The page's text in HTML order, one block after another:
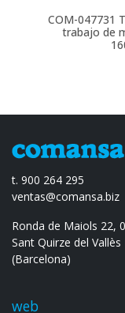
COM-047731
trabajo de
t. 900 264 295
ventas@comansa.biz
Ronda de Maiols 22,
Sant Quirze del Vallès
(Barcelona)
web